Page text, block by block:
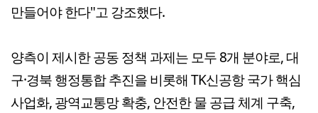
만들어야 한다"고 강조했다.
양측이 제시한 공동 정책 과제는 모두 8개 분야로, 대
구·경북 행정통합 추진을 비롯해 TK신공항 국가 핵심
사업화, 광역교통망 확충, 안전한 물 공급 체계 구축,